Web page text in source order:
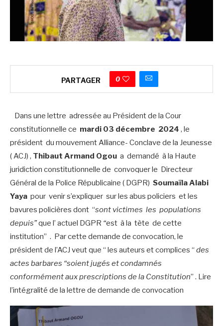
PARTAGER 0
Dans une lettre adressée au Président de la Cour
constitutionnelle ce mardi 03 décembre 2024 , le
président du mouvement Alliance- Conclave de la Jeunesse
( ACJ) , Thibaut Armand Ogou a demandé à la Haute
juridiction constitutionnelle de convoquer le Directeur
Général de la Police Républicaine ( DGPR) Soumaïla Alabi
Yaya pour venir s’expliquer sur les abus policiers et les
bavures policières dont “sont victimes les populations
depuis”que l’ actuel DGPR “est à la tète de cette
institution” . Par cette demande de convocation, le
président de l’ACJ veut que “ les auteurs et complices “ des
actes barbares “soient jugés et condamnés
conformément aux prescriptions de la Constitution” . Lire
l’intégralité de la lettre de demande de convocation